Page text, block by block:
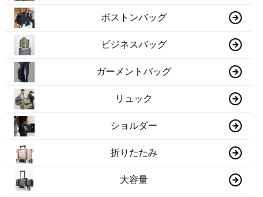
ボストンバッグ
ビジネスバッグ
ガーメントバッグ
リュック
ショルダー
折りたたみ
大容量